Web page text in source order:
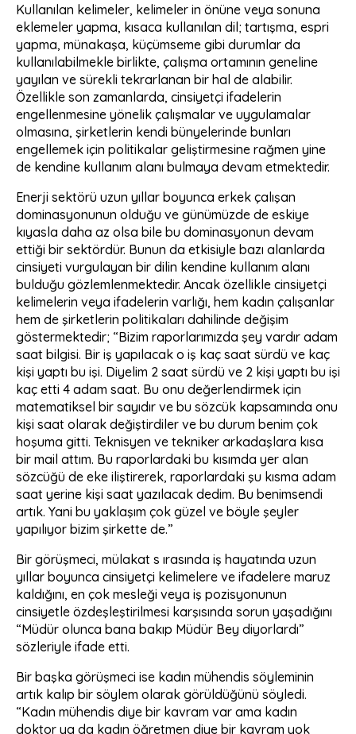
Kullanılan kelimeler, kelimeler in önüne veya sonuna
eklemeler yapma, kısaca kullanılan dil; tartışma, espri
yapma, münakaşa, küçümseme gibi durumlar da
kullanılabilmekle birlikte, çalışma ortamının geneline
yayılan ve sürekli tekrarlanan bir hal de alabilir.
Özellikle son zamanlarda, cinsiyetçi ifadelerin
engellenmesine yönelik çalışmalar ve uygulamalar
olmasına, şirketlerin kendi bünyelerinde bunları
engellemek için politikalar geliştirmesine rağmen yine
de kendine kullanım alanı bulmaya devam etmektedir.
Enerji sektörü uzun yıllar boyunca erkek çalışan
dominasyonunun olduğu ve günümüzde de eskiye
kıyasla daha az olsa bile bu dominasyonun devam
ettiği bir sektördür. Bunun da etkisiyle bazı alanlarda
cinsiyeti vurgulayan bir dilin kendine kullanım alanı
bulduğu gözlemlenmektedir. Ancak özellikle cinsiyetçi
kelimelerin veya ifadelerin varlığı, hem kadın çalışanlar
hem de şirketlerin politikaları dahilinde değişim
göstermektedir; “Bizim raporlarımızda şey vardır adam
saat bilgisi. Bir iş yapılacak o iş kaç saat sürdü ve kaç
kişi yaptı bu işi. Diyelim 2 saat sürdü ve 2 kişi yaptı bu işi
kaç etti 4 adam saat. Bu onu değerlendirmek için
matematiksel bir sayıdır ve bu sözcük kapsamında onu
kişi saat olarak değiştirdiler ve bu durum benim çok
hoşuma gitti. Teknisyen ve tekniker arkadaşlara kısa
bir mail attım. Bu raporlardaki bu kısımda yer alan
sözcüğü de eke iliştirerek, raporlardaki şu kısma adam
saat yerine kişi saat yazılacak dedim. Bu benimsendi
artık. Yani bu yaklaşım çok güzel ve böyle şeyler
yapılıyor bizim şirkette de.”
Bir görüşmeci, mülakat s ırasında iş hayatında uzun
yıllar boyunca cinsiyetçi kelimelere ve ifadelere maruz
kaldığını, en çok mesleği veya iş pozisyonunun
cinsiyetle özdeşleştirilmesi karşısında sorun yaşadığını
“Müdür olunca bana bakıp Müdür Bey diyorlardı”
sözleriyle ifade etti.
Bir başka görüşmeci ise kadın mühendis söyleminin
artık kalıp bir söylem olarak görüldüğünü söyledi.
“Kadın mühendis diye bir kavram var ama kadın
doktor ya da kadın öğretmen diye bir kavram yok